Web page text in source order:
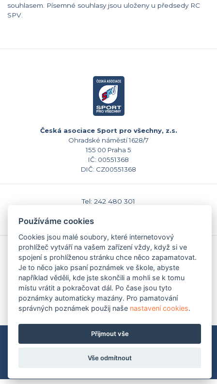
souhlasem. Písemné souhlasy jsou uloženy u předsedy RC
SPV.
Česká asociace Sport pro všechny, z.s.
Ohradské náměstí 1628/7
155 00 Praha 5
IČ: 00551368
DIČ: CZ00551368
Tel: 242 480 301
www.caspv.cz
Kontakty
Domů
Napište nám
Facebook
Nastavení cookies
Pravidla ochrany soukromí (GDPR)
2009 - 2026Martin Modl
Používáme cookies
Cookies jsou malé soubory, které internetovový
prohlížeč vytváří na vašem zařízení vždy, když si ve
spojení s prohlíženou stránku chce něco zapamatovat.
Je to něco jako psaní poznámek ve škole, abyste
například věděli, kde jste skončili a mohli se k tomu
místu vrátit a pokračovat dál. Po čase jsou tyto
poznámky automaticky mazány. Pro pamatování
správných poznámek použij naše nastavení cookies.
Přijmout vše
Vše odmítnout